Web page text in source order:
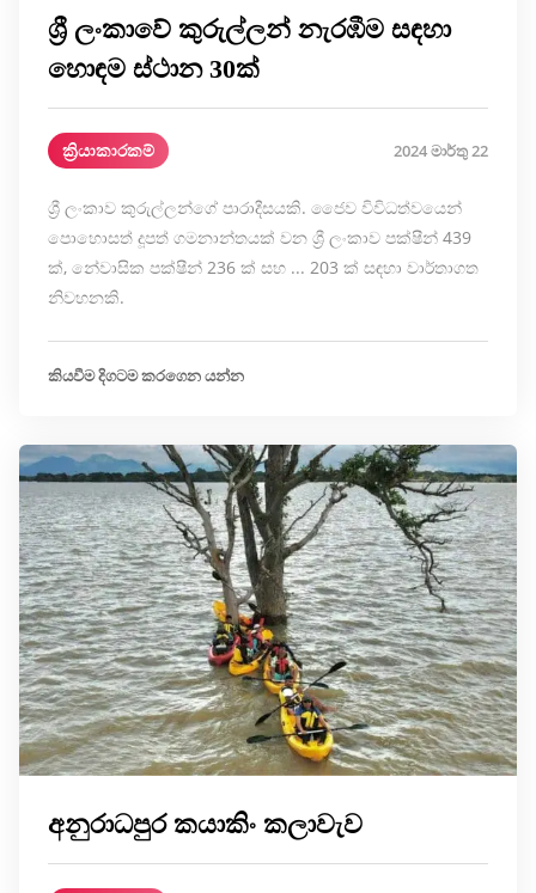
ශ්‍රී ලංකාවේ කුරුල්ලන් නැරඹීම සඳහා
හොඳම ස්ථාන 30ක්
ක්‍රියාකාරකම් 2024 මාර්තු 22
ශ්‍රී ලංකාව කුරුල්ලන්ගේ පාරාදීසයකි. ජෛව විවිධත්වයෙන්
පොහොසත් දූපත් ගමනාන්තයක් වන ශ්‍රී ලංකාව පක්ෂීන් 439
ක්, නේවාසික පක්ෂීන් 236 ක් සහ ... 203 ක් සඳහා වාර්තාගත
නිවහනකි.
කියවීම දිගටම කරගෙන යන්න
අනුරාධපුර කයාකිං කලාවැව